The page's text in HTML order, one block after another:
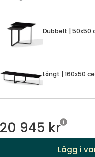
Dubbelt | 50x50
Långt | 160x50
20 945 kr
Lägg i